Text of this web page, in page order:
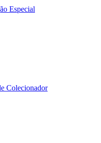
Especial
Colecionador